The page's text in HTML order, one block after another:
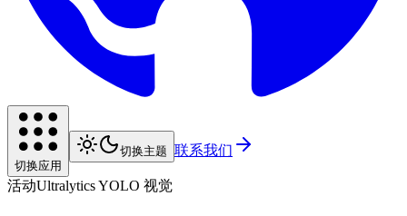
切换应用
切换主题 联系我们
活动Ultralytics YOLO 视觉